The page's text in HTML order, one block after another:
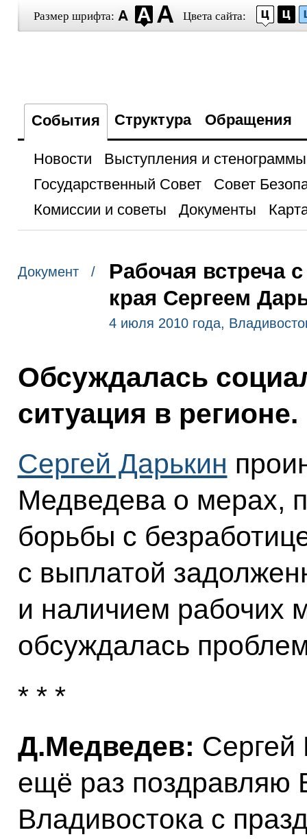
Размер шрифта: Цвета сайта:
События Структура Обращения
Новости
Выступления и стенограммы
Государственный Совет
Совет
Комиссии и советы
Документы
Документ /
Рабочая встреча
края Сергеем
4 июля 2010 года,
Обсуждалась
ситуация в регионе.
Сергей Дарькин
Медведева о мерах,
борьбы с
с выплатой
и наличием рабочих
обсуждалась
* * *
Д.Медведев: Сергей
ещё раз поздравляю
Владивостока с